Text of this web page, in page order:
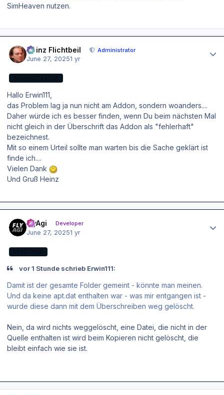
SimHeaven nutzen.
Heinz Flichtbeil Administrator
June 27, 20251 yr
Hallo Erwin111,
das Problem lag ja nun nicht am Addon, sondern woanders....
Daher würde ich es besser finden, wenn Du beim nächsten Mal
nicht gleich in der Überschrift das Addon als "fehlerhaft"
bezeichnest.
Mit so einem Urteil sollte man warten bis die Sache geklärt ist
finde ich....
Vielen Dank
Und Gruß Heinz
FlyAgi Developer
June 27, 20251 yr
vor 1 Stunde schrieb Erwin111:
Damit ist der gesamte Folder gemeint - könnte man meinen.
Und da keine apt.dat enthalten war - was mir entgangen ist -
wurde diese dann mit dem Überschreiben weg gelöscht.
Nein, da wird nichts weggelöscht, eine Datei, die nicht in der
Quelle enthalten ist wird beim Kopieren nicht gelöscht, die
bleibt einfach wie sie ist.